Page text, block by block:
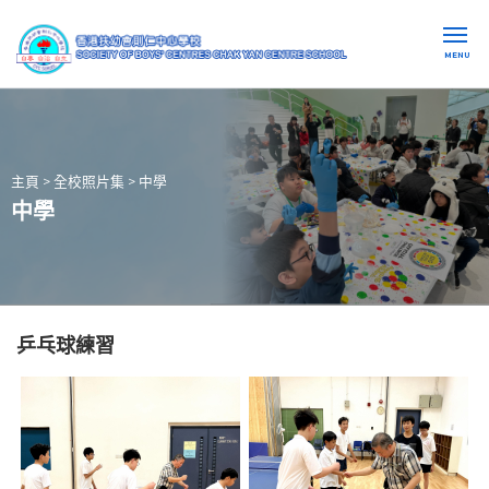
MENU
主頁 > 全校照片集 > 中學
中學
乒乓球練習